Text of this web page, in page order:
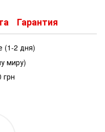
Гарантия
(1-2 дня)
миру)
грн